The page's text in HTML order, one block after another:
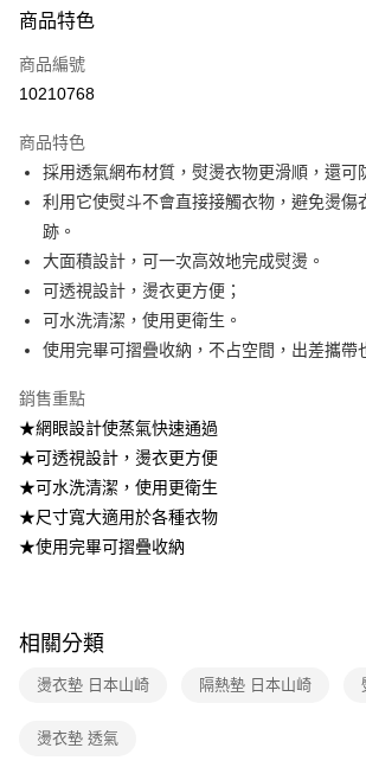
成交易。
3.實際核准額度、可分期數及費用金額請依後續交易確
4.訂單成立30分鐘內，如未前往確認交易或遇審核未
消。如遇「轉專審核」未通過狀況，表示未達大哥付
法說明評估內容。
1.分期款項不併入電信帳單，「大哥付你分期」於每
2.透過簡訊連結打開帳單後，可選擇「超商條碼／台
帳／街口支付／iPASS MONEY」等通路繳費。
【注意事項】
1.本服務係由「台灣大哥大股份有限公司」（以下簡
用戶於交易時，得透過本服務購買商品或服務，並由
買賣價金債權讓與本公司後，依約使用本公司帳單繳
2.基於同意付款使用「大哥付你分期」之契約關係目
資料（包含姓名、電話或地址）提供予台灣大哥大進
3.完整用戶服務條款，請詳閱以下連結：
每筆NT$100，滿NT$499(含以上)免運費
每筆NT$100，滿NT$499(含以上)免運費
7-11取貨付款
每筆NT$100，滿NT$499(含以上)免運費
付款後7-11取貨
每筆NT$100，滿NT$499(含以上)免運費
宅配【父親節大回饋】限時$299免運
商品特色
商品編號
10210768
商品特色
採用透氣網布材質，熨燙衣物更滑順，還可
利用它使熨斗不會直接接觸衣物，避免燙傷
跡。
大面積設計，可一次高效地完成熨燙。
可透視設計，燙衣更方便；
可水洗清潔，使用更衛生。
使用完畢可摺疊收納，不占空間，出差攜帶
銷售重點
★網眼設計使蒸氣快速通過
★可透視設計，燙衣更方便
★可水洗清潔，使用更衛生
★尺寸寬大適用於各種衣物
★使用完畢可摺疊收納
相關分類
燙衣墊 日本山崎 隔熱墊 日本山崎
燙衣墊 透氣